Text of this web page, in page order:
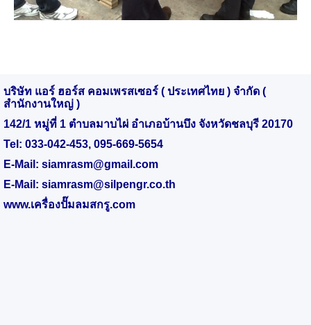
บริษัท แอร์ ฮอร์ส คอมเพรสเซอร์ ( ประเทศไทย ) จำกัด (
สำนักงานใหญ่ )
142/1 หมู่ที่ 1 ตำบลมาบไผ่ อำเภอบ้านบึง จังหวัดชลบุรี 20170
Tel: 033-042-453, 095-669-5654
E-Mail: siamrasm@gmail.com
E-Mail: siamrasm@silpengr.co.th
www.เครื่องปั๊มลมสกรู.com